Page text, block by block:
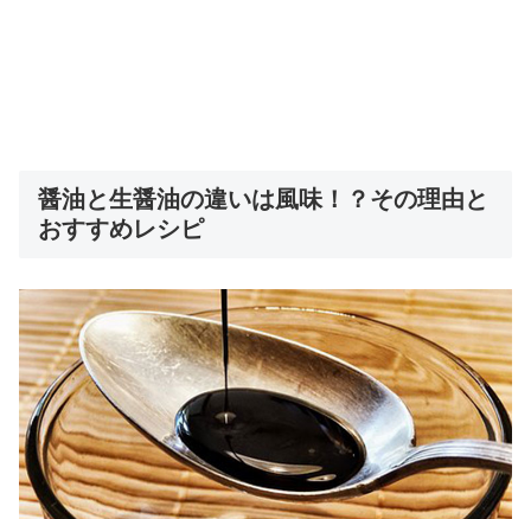
醤油と生醤油の違いは風味！？その理由と
おすすめレシピ